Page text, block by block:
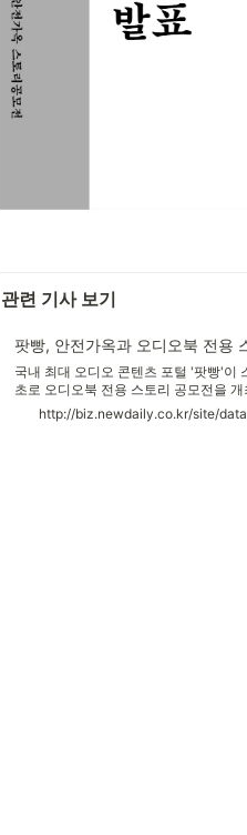
관련 기사 보기
팟빵, 안전가옥과 오디오북 전용
국내 최대 오디오 콘텐츠 포털 '팟빵'이
초로 오디오북 전용 스토리 공모전을
오북으로 듣는 무서운 이야기를 주제
나 지원 가능하다.예심과 본심을 거쳐